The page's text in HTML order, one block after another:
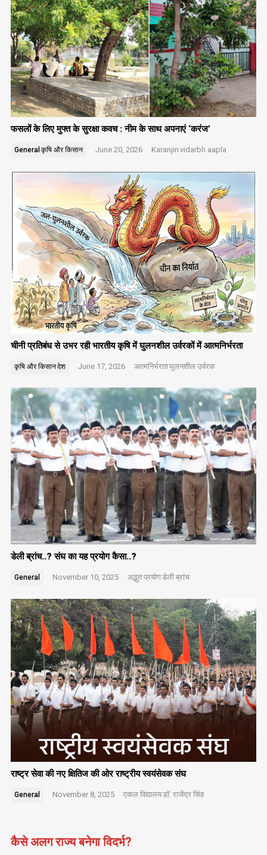
फसलों के लिए मुफ्त के सुरक्षा कवच : नीम के साथ अपनाएं ‘करंज’
General कृषि और किसान June 20, 2026 Karanjin vidarbh aapla
चीनी प्रतिबंध से उभर रही भारतीय कृषि में घुलनशील उर्वरकों में आत्मनिर्भरता
कृषि और किसानदेश June 17, 2026 आत्मनिर्भरताघुलनशील उर्वरक
डेली ब्रांच..? संघ का यह प्रयोग कैसा..?
General November 10, 2025 अद्भुत प्रयोगडेली ब्रांच
राष्ट्र सेवा की नए क्षितिज की ओर राष्ट्रीय स्वयंसेवक संघ
General November 8, 2025 एकल विद्यालयडॉ. राजेंद्र सिंह
कैसे अलग राज्य बनेगा विदर्भ?